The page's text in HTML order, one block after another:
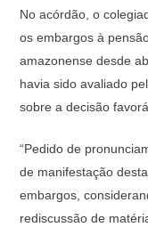
No acórdão, o
os embargos à
amazonense desde
havia sido avaliado
sobre a decisão
“Pedido de
de manifestação
embargos,
rediscussão de